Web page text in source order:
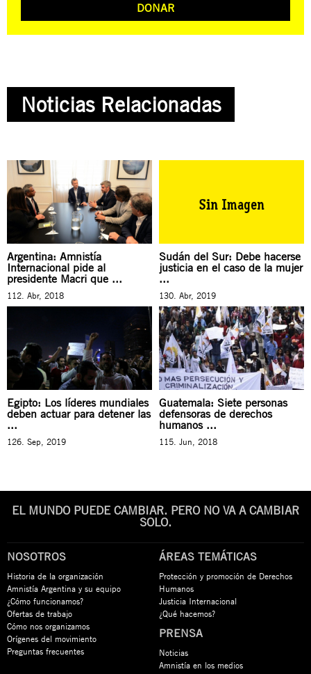
DONAR
Noticias Relacionadas
Argentina: Amnistía
Internacional pide al
presidente Macri que ...
112. Abr, 2018
Sudán del Sur: Debe hacerse
justicia en el caso de la mujer
...
130. Abr, 2019
Egipto: Los líderes mundiales
deben actuar para detener las
...
126. Sep, 2019
Guatemala: Siete personas
defensoras de derechos
humanos ...
115. Jun, 2018
EL MUNDO PUEDE CAMBIAR. PERO NO VA A CAMBIAR
SOLO.
NOSOTROS
Historia de la organización
Amnistía Argentina y su equipo
¿Cómo funcionamos?
Ofertas de trabajo
Cómo nos organizamos
Orígenes del movimiento
Preguntas frecuentes
ÁREAS TEMÁTICAS
Protección y promoción de Derechos
Humanos
Justicia Internacional
¿Qué hacemos?
PRENSA
Noticias
Amnistía en los medios